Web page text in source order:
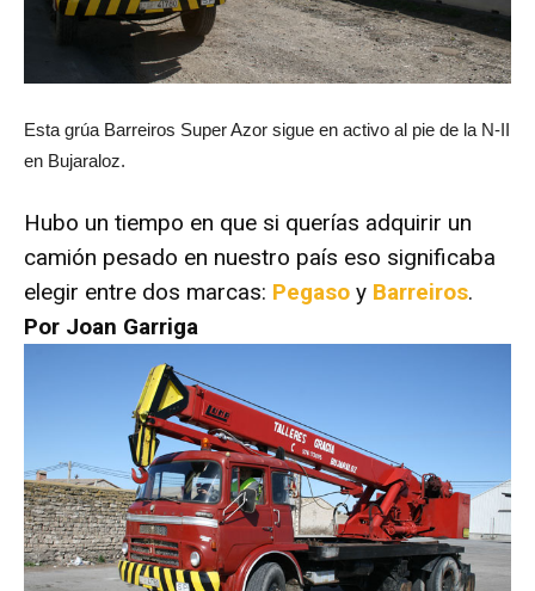
Esta grúa Barreiros Super Azor sigue en activo al pie de la N-II
en Bujaraloz.
Hubo un tiempo en que si querías adquirir un
camión pesado en nuestro país eso significaba
elegir entre dos marcas: Pegaso y Barreiros.
Por Joan Garriga